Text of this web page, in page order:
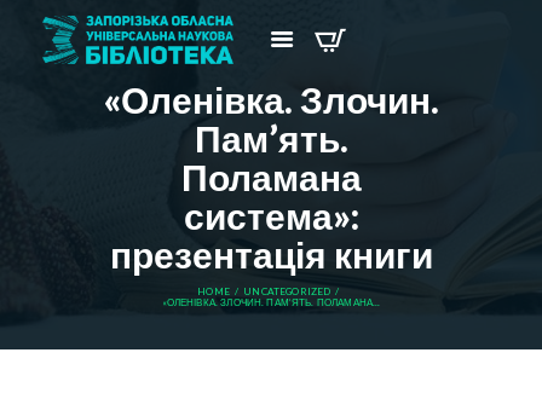
«Оленівка. Злочин.
Пам’ять.
Поламана
система»:
презентація книги
HOME
UNCATEGORIZED
«ОЛЕНІВКА. ЗЛОЧИН. ПАМ’ЯТЬ. ПОЛАМАНА...